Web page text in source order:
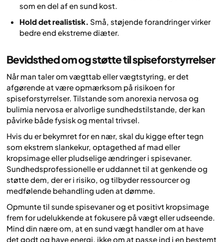
som en del af en sund kost.
Hold det realistisk. Små, støjende forandringer virker
bedre end ekstreme diæter.
Bevidsthed om og støtte til spiseforstyrrelser
Når man taler om vægttab eller vægtstyring, er det
afgørende at være opmærksom på risikoen for
spiseforstyrrelser. Tilstande som anorexia nervosa og
bulimia nervosa er alvorlige sundhedstilstande, der kan
påvirke både fysisk og mental trivsel.
Hvis du er bekymret for en nær, skal du kigge efter tegn
som ekstrem slankekur, optagethed af mad eller
kropsimage eller pludselige ændringer i spisevaner.
Sundhedsprofessionelle er uddannet til at genkende og
støtte dem, der er i risiko, og tilbyder ressourcer og
medfølende behandling uden at dømme.
Opmunte til sunde spisevaner og et positivt kropsimage
frem for udelukkende at fokusere på vægt eller udseende.
Mind din nære om, at en sund vægt handler om at have
det godt og have energi, ikke om at passe ind i en bestemt